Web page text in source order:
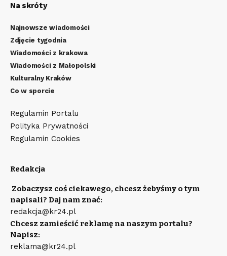
Na skróty
Najnowsze wiadomości
Zdjęcie tygodnia
Wiadomości z krakowa
Wiadomości z Małopolski
Kulturalny Kraków
Co w sporcie
Regulamin Portalu
Polityka Prywatności
Regulamin Cookies
Redakcja
Zobaczysz coś ciekawego, chcesz żebyśmy o tym
napisali? Daj nam znać:
redakcja@kr24.pl
Chcesz zamieścić reklamę na naszym portalu?
Napisz:
reklama@kr24.pl